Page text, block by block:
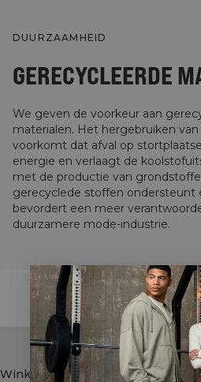
DUURZAAMHEID
GERECYCLEERDE
We geven de voorkeur aan
materialen. Het hergebruiken
voorkomt dat afval op
energie en verlaagt de
met de productie van
gerecyclede stoffen ondersteunt
bevordert een meer
duurzamere mode-industrie.
STYLE
Winkel